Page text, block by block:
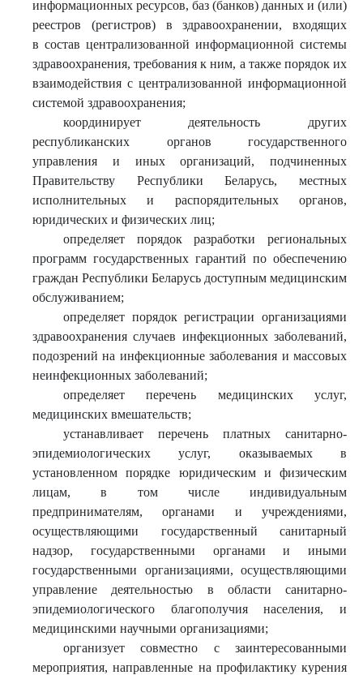
информационных ресурсов, баз (банков) данных и (или)
реестров (регистров) в здравоохранении, входящих
в состав централизованной информационной системы
здравоохранения, требования к ним, а также порядок их
взаимодействия с централизованной информационной
системой здравоохранения;
координирует деятельность других
республиканских органов государственного
управления и иных организаций, подчиненных
Правительству Республики Беларусь, местных
исполнительных и распорядительных органов,
юридических и физических лиц;
определяет порядок разработки региональных
программ государственных гарантий по обеспечению
граждан Республики Беларусь доступным медицинским
обслуживанием;
определяет порядок регистрации организациями
здравоохранения случаев инфекционных заболеваний,
подозрений на инфекционные заболевания и массовых
неинфекционных заболеваний;
определяет перечень медицинских услуг,
медицинских вмешательств;
устанавливает перечень платных санитарно-
эпидемиологических услуг, оказываемых в
установленном порядке юридическим и физическим
лицам, в том числе индивидуальным
предпринимателям, органами и учреждениями,
осуществляющими государственный санитарный
надзор, государственными органами и иными
государственными организациями, осуществляющими
управление деятельностью в области санитарно-
эпидемиологического благополучия населения, и
медицинскими научными организациями;
организует совместно с заинтересованными
мероприятия, направленные на профилактику курения